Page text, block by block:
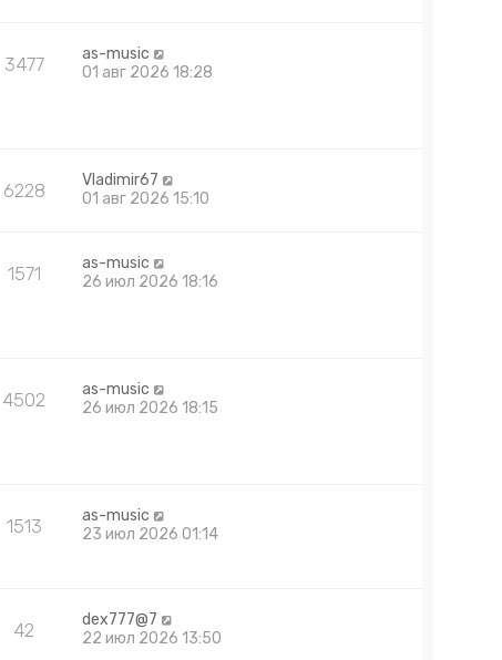
3477
as-music
01 авг 2026 18:28
6228
Vladimir67
01 авг 2026 15:10
1571
as-music
26 июл 2026 18:16
4502
as-music
26 июл 2026 18:15
1513
as-music
23 июл 2026 01:14
42
dex777@7
22 июл 2026 13:50